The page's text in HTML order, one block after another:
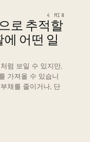
4 MIN
로 추적할
어떤 일
럼 보일 수 있지만,
가져올 수 있습니
채를 줄이거나, 단